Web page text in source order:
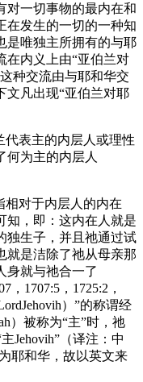
对一切事物的最内在和
在发生的一切的一种知
是唯独主所拥有的与耶
在内义上由“亚伯兰对
种交流由与耶和华交
文凡出现“亚伯兰对耶
代表主的内层人或理性
何为主的内层人
相对于内层人的内在
知，即：这内在人就是
独生子，并且祂通过试
就是洁除了祂从母亲那
身就与祂合一了
，1707:5，1725:2，
）”的称谓经
）被称为“主”时，祂
Jehovih”（译注：中
耶和华，故以英文来